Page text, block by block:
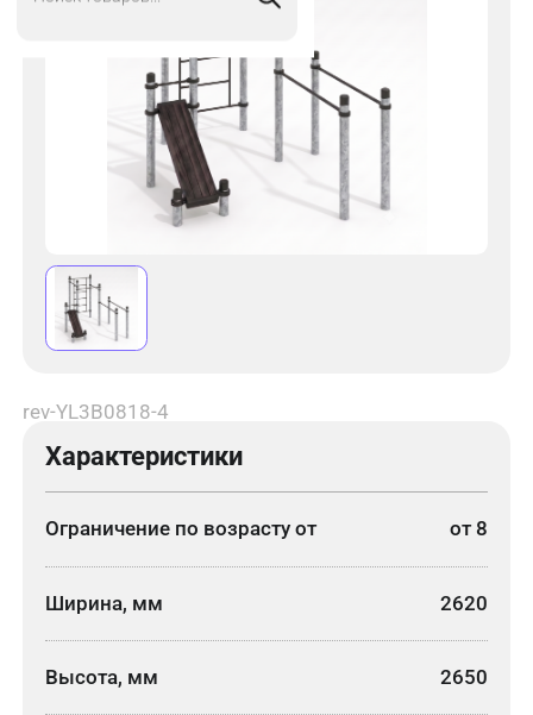
rev-YL3B0818-4
Характеристики
Ограничение по возрасту от от 8
Ширина, мм 2620
Высота, мм 2650